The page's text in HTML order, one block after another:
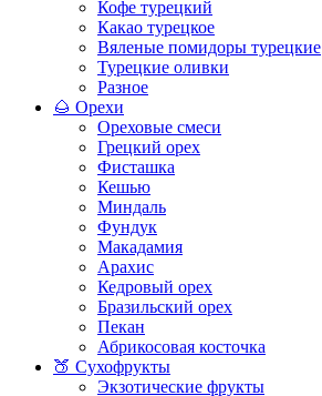
Кофе турецкий
Какао турецкое
Вяленые помидоры турецкие
Турецкие оливки
Разное
🌰 Орехи
Ореховые смеси
Грецкий орех
Фисташка
Кешью
Миндаль
Фундук
Макадамия
Арахис
Кедровый орех
Бразильский орех
Пекан
Абрикосовая косточка
🍑 Сухофрукты
Экзотические фрукты